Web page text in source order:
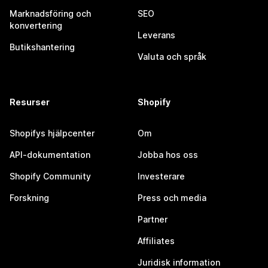
Marknadsföring och
konvertering
Butikshantering
SEO
Leverans
Valuta och språk
Resurser
Shopifys hjälpcenter
API-dokumentation
Shopify Community
Forskning
Shopify
Om
Jobba hos oss
Investerare
Press och media
Partner
Affiliates
Juridisk information